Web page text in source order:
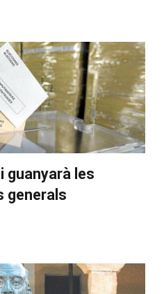
guanyarà les
generals